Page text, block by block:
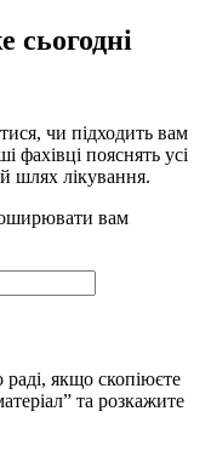
сьогодні
чи підходить вам
фахівці пояснять усі
шлях лікування.
вам
раді, якщо скопіюєте
та розкажите